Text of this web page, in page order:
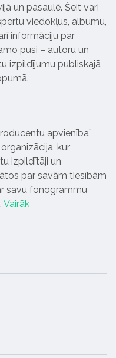
un pasaulē. Šeit vari
viedokļus, albumu,
informāciju par
pusi – autoru un
izpildījumu publiskajā
apvienība”
kur
izpildītāji un
par savām tiesībām
savu fonogrammu
Vairāk